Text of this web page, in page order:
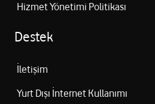
Hizmet Yönetimi Politikası
Destek
İletişim
Yurt Dışı İnternet Kullanımı